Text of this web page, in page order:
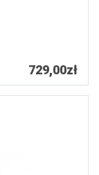
729,00zł